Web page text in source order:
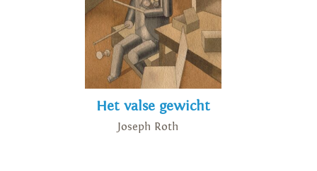
Het valse gewicht
Joseph Roth